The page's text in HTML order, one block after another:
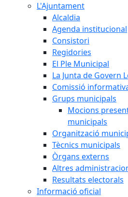
L'Ajuntament
Alcaldia
Agenda institucional
Consistori
Regidories
El Ple Municipal
La Junta de Govern
Comissió
Grups municipals
Mocions
municipals
Organització
Tècnics municipals
Òrgans externs
Altres
Resultats electorals
Informació oficial